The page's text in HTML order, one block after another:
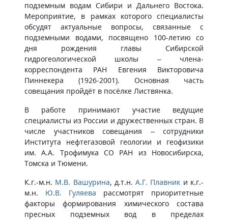
подземным водам Сибири и Дальнего Востока.
Мероприятие, в рамках которого специалисты
обсудят актуальные вопросы, связанные с
подземными водами, посвящено 100-летию со
дня рождения главы Сибирской
гидрогеологической школы – члена-
корреспондента РАН Евгения Викторовича
Пиннекера (1926-2001). Основная часть
совещания пройдёт в посёлке Листвянка.
В работе принимают участие ведущие
специалисты из России и дружественных стран. В
числе участников совещания – сотрудники
Института нефтегазовой геологии и геофизики
им. А.А. Трофимука СО РАН из Новосибирска,
Томска и Тюмени.
К.г.-м.н. М.В. Вашурина, д.т.н.А.Г. Плавник и к.г.-
м.н. Ю.В. Гуляева рассмотрят приоритетные
факторы формирования химического состава
пресных подземных вод в пределах